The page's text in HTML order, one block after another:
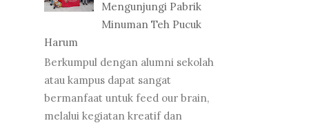
Mengunjungi Pabrik
Minuman Teh Pucuk
Harum
Berkumpul dengan alumni sekolah
atau kampus dapat sangat
bermanfaat untuk feed our brain,
melalui kegiatan kreatif dan